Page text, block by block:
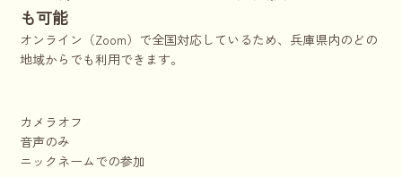
も可能
オンライン（Zoom）で全国対応しているため、兵庫県内のどの
地域からでも利用できます。
カメラオフ
音声のみ
ニックネームでの参加